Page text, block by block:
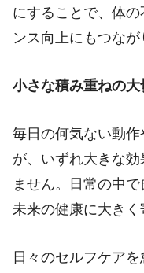
にすることで、体
ンス向上にもつなが
小さな積み重ねの大
毎日の何気ない動
が、いずれ大きな
ません。日常の中
未来の健康に大きく
日々のセルフケア